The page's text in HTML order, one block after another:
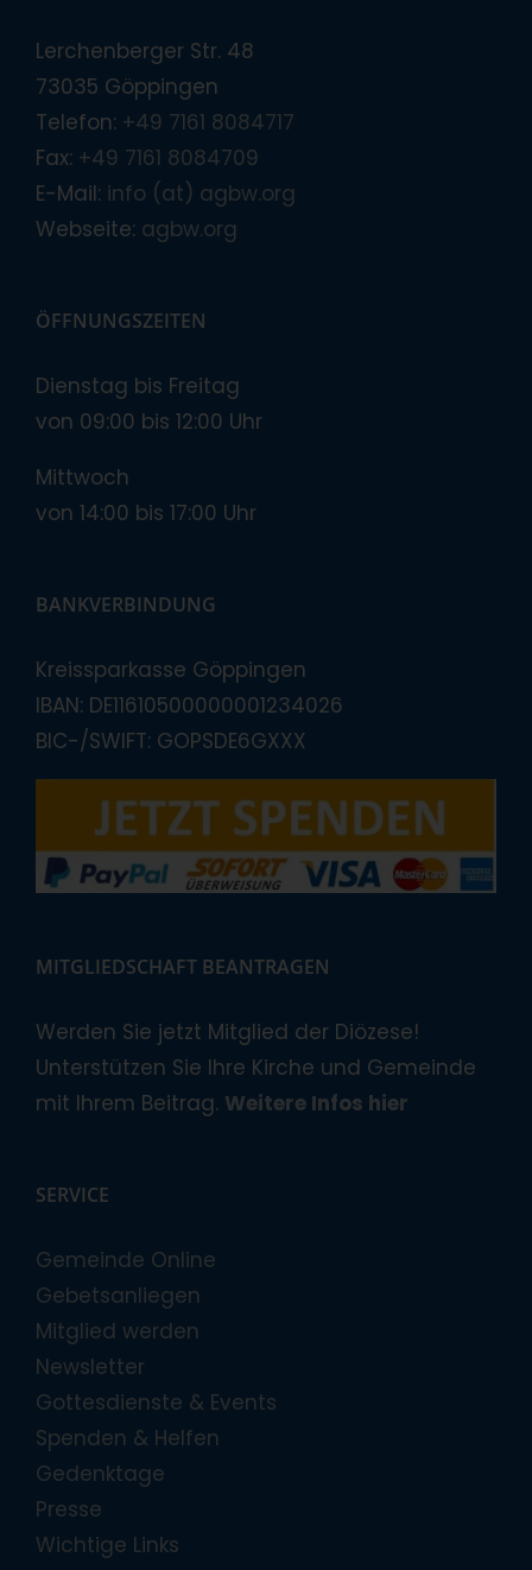
Lerchenberger Str. 48
73035 Göppingen
Telefon: +49 7161 8084717
Fax: +49 7161 8084709
E-Mail: info (at) agbw.org
Webseite: agbw.org
ÖFFNUNGSZEITEN
Dienstag bis Freitag
von 09:00 bis 12:00 Uhr
Mittwoch
von 14:00 bis 17:00 Uhr
BANKVERBINDUNG
Kreissparkasse Göppingen
IBAN: DE11610500000001234026
BIC-/SWIFT: GOPSDE6GXXX
MITGLIEDSCHAFT BEANTRAGEN
Werden Sie jetzt Mitglied der Diözese!
Unterstützen Sie Ihre Kirche und Gemeinde
mit Ihrem Beitrag. Weitere Infos hier
SERVICE
Gemeinde Online
Gebetsanliegen
Mitglied werden
Newsletter
Gottesdienste & Events
Spenden & Helfen
Gedenktage
Presse
Wichtige Links